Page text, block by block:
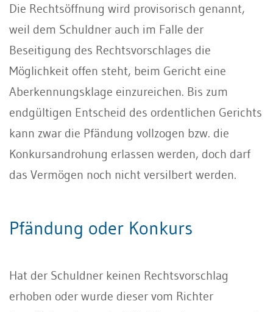
Die Rechtsöffnung wird provisorisch genannt,
weil dem Schuldner auch im Falle der
Beseitigung des Rechtsvorschlages die
Möglichkeit offen steht, beim Gericht eine
Aberkennungsklage einzureichen. Bis zum
endgültigen Entscheid des ordentlichen Gerichts
kann zwar die Pfändung vollzogen bzw. die
Konkursandrohung erlassen werden, doch darf
das Vermögen noch nicht versilbert werden.
Pfändung oder Konkurs
Hat der Schuldner keinen Rechtsvorschlag
erhoben oder wurde dieser vom Richter